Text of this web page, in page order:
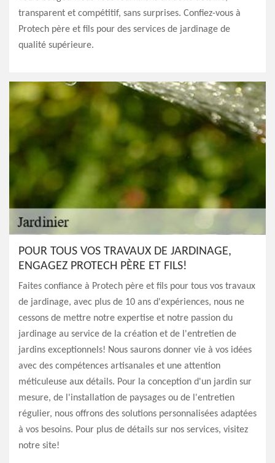
transparent et compétitif, sans surprises. Confiez-vous à
Protech père et fils pour des services de jardinage de
qualité supérieure.
POUR TOUS VOS TRAVAUX DE JARDINAGE,
ENGAGEZ PROTECH PÈRE ET FILS!
Faites confiance à Protech père et fils pour tous vos travaux
de jardinage, avec plus de 10 ans d'expériences, nous ne
cessons de mettre notre expertise et notre passion du
jardinage au service de la création et de l'entretien de
jardins exceptionnels! Nous saurons donner vie à vos idées
avec des compétences artisanales et une attention
méticuleuse aux détails. Pour la conception d'un jardin sur
mesure, de l'installation de paysages ou de l'entretien
régulier, nous offrons des solutions personnalisées adaptées
à vos besoins. Pour plus de détails sur nos services, visitez
notre site!